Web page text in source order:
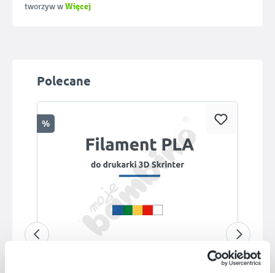
tworzyw wWięcej
Pomiń galerię produktów
Polecane
%